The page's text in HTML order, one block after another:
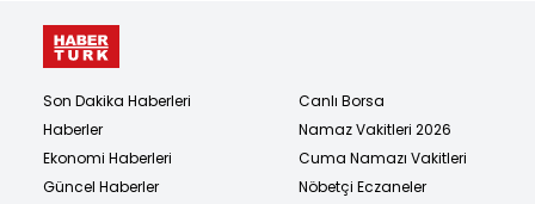
Son Dakika Haberleri
Haberler
Ekonomi Haberleri
Güncel Haberler
Canlı Borsa
Namaz Vakitleri 2026
Cuma Namazı Vakitleri
Nöbetçi Eczaneler